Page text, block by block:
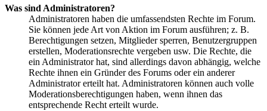
Was sind Administratoren?
Administratoren haben die umfassendsten Rechte im Forum.
Sie können jede Art von Aktion im Forum ausführen; z. B.
Berechtigungen setzen, Mitglieder sperren, Benutzergruppen
erstellen, Moderationsrechte vergeben usw. Die Rechte, die
ein Administrator hat, sind allerdings davon abhängig, welche
Rechte ihnen ein Gründer des Forums oder ein anderer
Administrator erteilt hat. Administratoren können auch volle
Moderationsberechtigungen haben, wenn ihnen das
entsprechende Recht erteilt wurde.